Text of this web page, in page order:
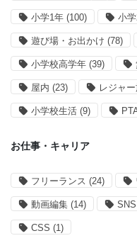
小学1年 (100) 小
遊び場・お出かけ (78)
小学校高学年 (39)
屋内 (23) レジャ
小学校生活 (9)
お仕事・キャリア
フリーランス (24)
動画編集 (14) SNS
CSS (1)